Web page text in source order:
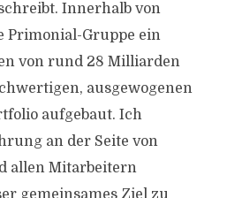
Innerhalb von
Primonial-Gruppe ein
von rund 28 Milliarden
ausgewogenen
aufgebaut. Ich
an der Seite von
allen Mitarbeitern
gemeinsames Ziel zu